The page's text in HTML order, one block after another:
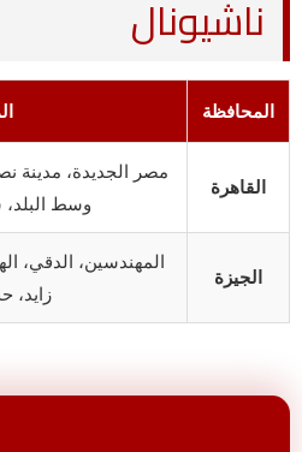
ناشيونال
المحافظة
القاهرة
مصر الجديدة، مدينة
وسط
الجيزة
زايد،